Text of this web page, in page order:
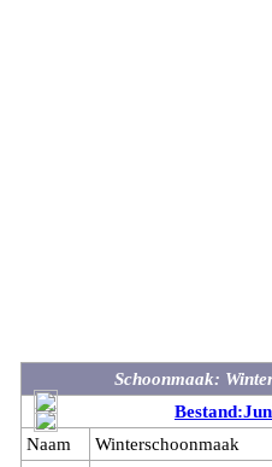
Schoonmaak:
Naam
Winterschoonmaak